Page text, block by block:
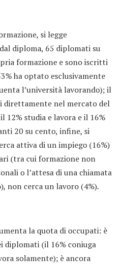
si legge
diploma, 65 diplomati su
formazione e sono iscritti
ha optato esclusivamente
l’università lavorando); il
direttamente nel mercato del
12% studia e lavora e il 16%
20 su cento, infine, si
attiva di un impiego (16%)
(tra cui formazione non
o l’attesa di una chiamata
non cerca un lavoro (4%).
la quota di occupati: è
diplomati (il 16% coniuga
solamente); è ancora